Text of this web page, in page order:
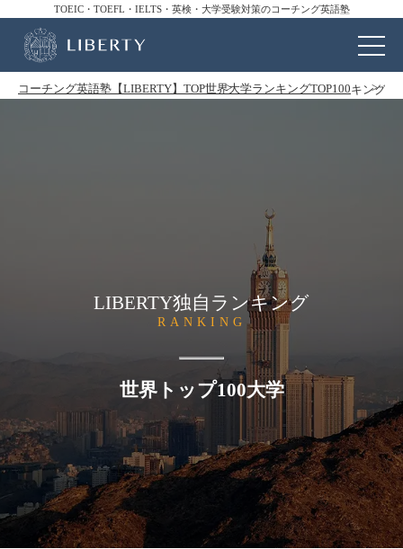
TOEIC・TOEFL・IELTS・英検・大学受験対策のコーチング英語塾
コーチング英語塾【LIBERTY】TOP世界大学ランキングTOP100キング・
LIBERTY独自ランキング
RANKING
世界トップ100大学